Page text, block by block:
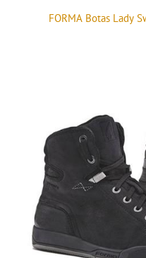
FORMA Botas Lady